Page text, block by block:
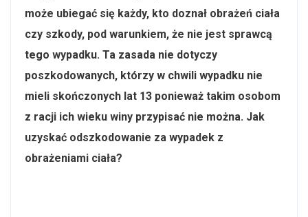
może ubiegać się każdy, kto doznał obrażeń ciała
czy szkody, pod warunkiem, że nie jest sprawcą
tego wypadku. Ta zasada nie dotyczy
poszkodowanych, którzy w chwili wypadku nie
mieli skończonych lat 13 ponieważ takim osobom
z racji ich wieku winy przypisać nie można. Jak
uzyskać odszkodowanie za wypadek z
obrażeniami ciała?